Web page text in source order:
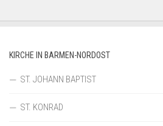
KIRCHE IN BARMEN-NORDOST
ST. JOHANN BAPTIST
ST. KONRAD